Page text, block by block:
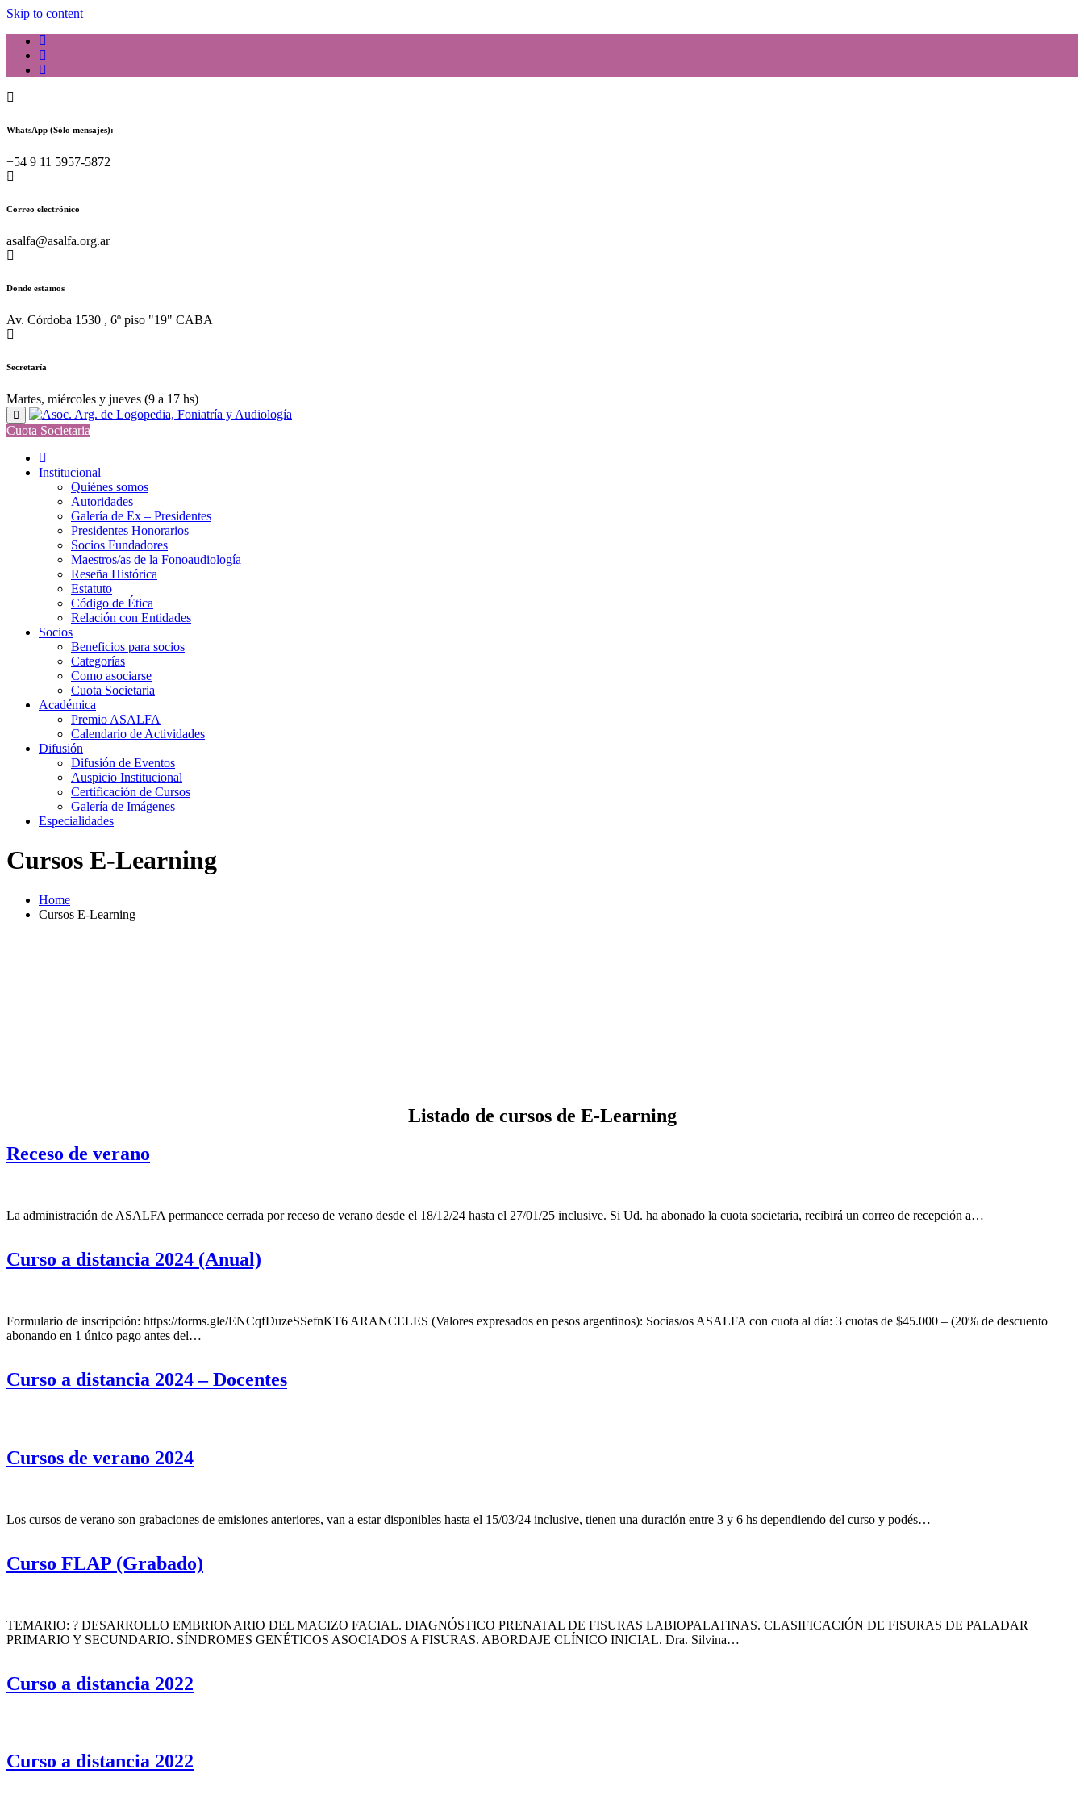
Skip to content
WhatsApp (Sólo mensajes):
+54 9 11 5957-5872
Correo electrónico
asalfa@asalfa.org.ar
Donde estamos
Av. Córdoba 1530 , 6º piso "19" CABA
Secretaría
Martes, miércoles y jueves (9 a 17 hs)
Cuota Societaria
Institucional
Quiénes somos
Autoridades
Galería de Ex – Presidentes
Presidentes Honorarios
Socios Fundadores
Maestros/as de la Fonoaudiología
Reseña Histórica
Estatuto
Código de Ética
Relación con Entidades
Socios
Beneficios para socios
Categorías
Como asociarse
Cuota Societaria
Académica
Premio ASALFA
Calendario de Actividades
Difusión
Difusión de Eventos
Auspicio Institucional
Certificación de Cursos
Galería de Imágenes
Especialidades
Cursos E-Learning
Home
Cursos E-Learning
Listado de cursos de E-Learning
Receso de verano
La administración de ASALFA permanece cerrada por receso de verano desde el 18/12/24 hasta el 27/01/25 inclusive. Si Ud. ha abonado la cuota societaria, recibirá un correo de recepción a…
Curso a distancia 2024 (Anual)
Formulario de inscripción: https://forms.gle/ENCqfDuzeSSefnKT6 ARANCELES (Valores expresados en pesos argentinos): Socias/os ASALFA con cuota al día: 3 cuotas de $45.000 – (20% de descuento
abonando en 1 único pago antes del…
Curso a distancia 2024 – Docentes
Cursos de verano 2024
Los cursos de verano son grabaciones de emisiones anteriores, van a estar disponibles hasta el 15/03/24 inclusive, tienen una duración entre 3 y 6 hs dependiendo del curso y podés…
Curso FLAP (Grabado)
TEMARIO: ? DESARROLLO EMBRIONARIO DEL MACIZO FACIAL. DIAGNÓSTICO PRENATAL DE FISURAS LABIOPALATINAS. CLASIFICACIÓN DE FISURAS DE PALADAR
PRIMARIO Y SECUNDARIO. SÍNDROMES GENÉTICOS ASOCIADOS A FISURAS. ABORDAJE CLÍNICO INICIAL. Dra. Silvina…
Curso a distancia 2022
Curso a distancia 2022